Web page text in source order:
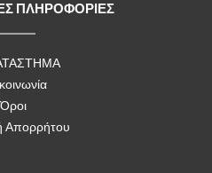
ΠΛΗΡΟΦΟΡΙΕΣ
Όροι
Απορρήτου